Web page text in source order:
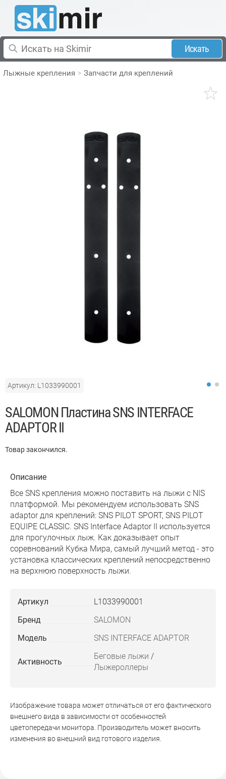
Искать
Лыжные крепления Запчасти для креплений
Артикул: L1033990001
SALOMON Пластина SNS INTERFACE
ADAPTOR II
Товар закончился.
Описание
Все SNS крепления можно поставить на лыжи с NIS
платформой. Мы рекомендуем использовать SNS
adaptor для креплений: SNS PILOT SPORT, SNS PILOT
EQUIPE CLASSIC. SNS Interface Adaptor II используется
для прогулочных лыж. Как доказывает опыт
соревнований Кубка Мира, самый лучший метод - это
установка классических креплений непосредственно
на верхнюю поверхность лыжи.
Артикул
L1033990001
Бренд
SALOMON
Модель
SNS INTERFACE ADAPTOR
Активность
Беговые лыжи /
Лыжероллеры
Изображение товара может отличаться от его фактического
внешнего вида в зависимости от особенностей
цветопередачи монитора. Производитель может вносить
изменения во внешний вид готового изделия.